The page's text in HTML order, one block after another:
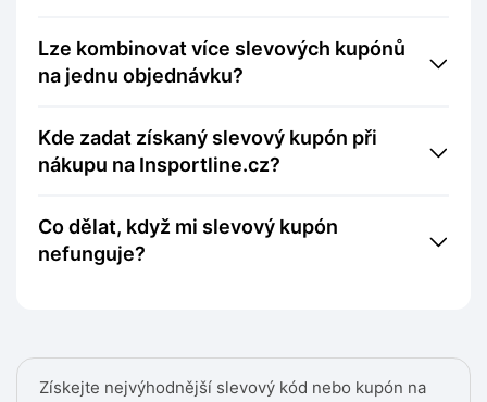
Získejte nejvýhodnější slevový kód nebo kupón na
Lze kombinovat více slevových kupónů
na jednu objednávku?
Kde zadat získaný slevový kupón při
nákupu na Insportline.cz?
Co dělat, když mi slevový kupón
nefunguje?